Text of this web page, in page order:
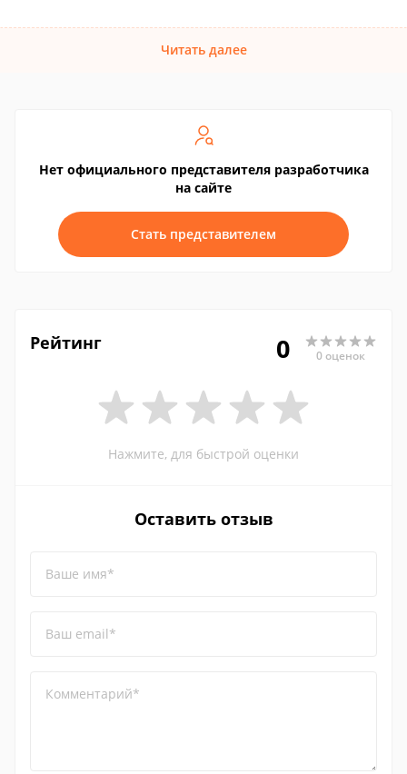
Читать далее
Нет официального представителя разработчика
на сайте
Стать представителем
Рейтинг 0 0 оценок
Нажмите, для быстрой оценки
Оставить отзыв
Ваше имя*
Ваш email*
Комментарий*